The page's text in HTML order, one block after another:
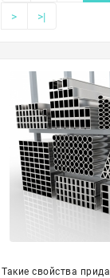
> >|
Такие свойства